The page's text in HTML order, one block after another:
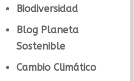
Biodiversidad
Blog Planeta
Sostenible
Cambio Climático